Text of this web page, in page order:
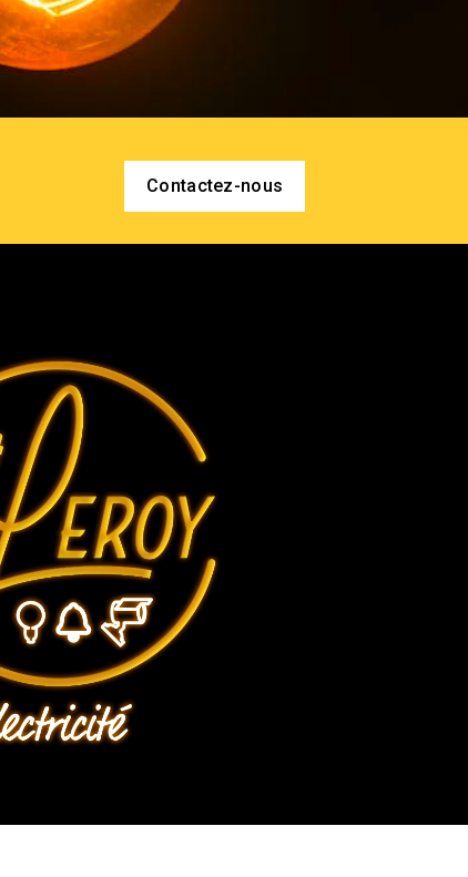
Contactez-nous